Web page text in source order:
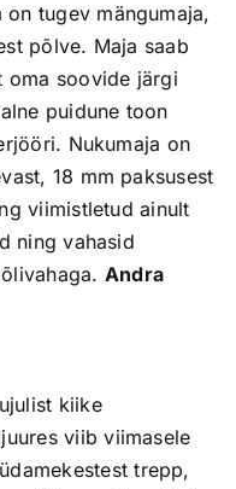
on tugev mängumaja,
põlve. Maja saab
oma soovide järgi
puidune toon
Nukumaja on
18 mm paksusest
viimistletud ainult
ning vahasid
Andra
kiike
viib viimasele
trepp,